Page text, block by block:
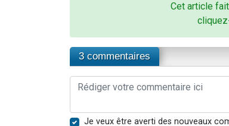
Cet article
3 commentaires
Je veux être averti des nouveaux